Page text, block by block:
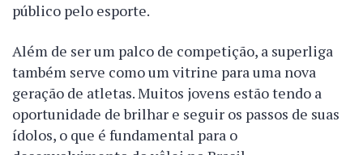
público pelo esporte.
Além de ser um palco de competição, a superliga
também serve como um vitrine para uma nova
geração de atletas. Muitos jovens estão tendo a
oportunidade de brilhar e seguir os passos de suas
ídolos, o que é fundamental para o